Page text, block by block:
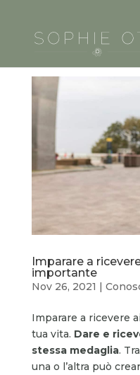
Imparare a
importante
Nov 26, 2021 |
Imparare a ricevere
tua vita. Dare e
stessa medaglia.
una o l’altra può